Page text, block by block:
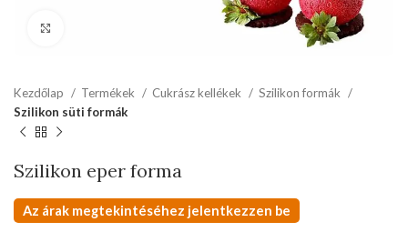
Kezdőlap Termékek Cukrász kellékek
Szilikon formák
Szilikon süti formák
Szilikon eper forma
Az árak megtekintéséhez jelentkezzen be